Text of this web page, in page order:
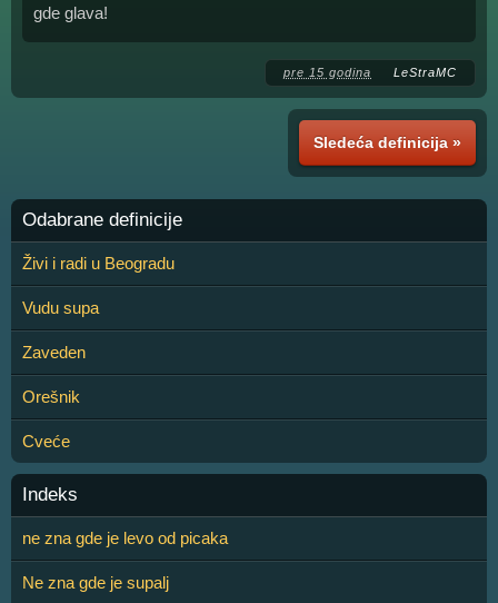
gde glava!
pre 15 godina LeStraMC
Sledeća definicija »
Odabrane definicije
Živi i radi u Beogradu
Vudu supa
Zaveden
Orešnik
Cveće
Indeks
ne zna gde je levo od picaka
Ne zna gde je supalj